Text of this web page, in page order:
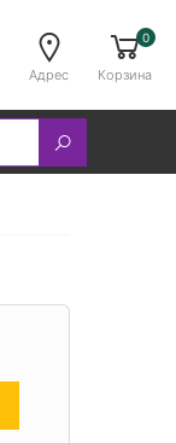
Адрес
0
Корзина